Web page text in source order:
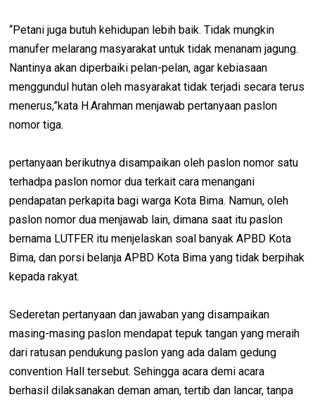
“Petani juga butuh kehidupan lebih baik. Tidak mungkin
manufer melarang masyarakat untuk tidak menanam jagung.
Nantinya akan diperbaiki pelan-pelan, agar kebiasaan
menggundul hutan oleh masyarakat tidak terjadi secara terus
menerus,”kata H.Arahman menjawab pertanyaan paslon
nomor tiga.
pertanyaan berikutnya disampaikan oleh paslon nomor satu
terhadpa paslon nomor dua terkait cara menangani
pendapatan perkapita bagi warga Kota Bima. Namun, oleh
paslon nomor dua menjawab lain, dimana saat itu paslon
bernama LUTFER itu menjelaskan soal banyak APBD Kota
Bima, dan porsi belanja APBD Kota Bima yang tidak berpihak
kepada rakyat.
Sederetan pertanyaan dan jawaban yang disampaikan
masing-masing paslon mendapat tepuk tangan yang meraih
dari ratusan pendukung paslon yang ada dalam gedung
convention Hall tersebut. Sehingga acara demi acara
berhasil dilaksanakan deman aman, tertib dan lancar, tanpa